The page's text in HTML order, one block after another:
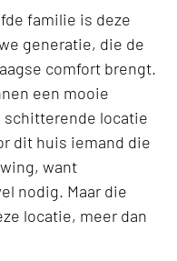
familie is deze
generatie, die de
comfort brengt.
een mooie
locatie
dit huis iemand die
want
nodig. Maar die
locatie, meer dan